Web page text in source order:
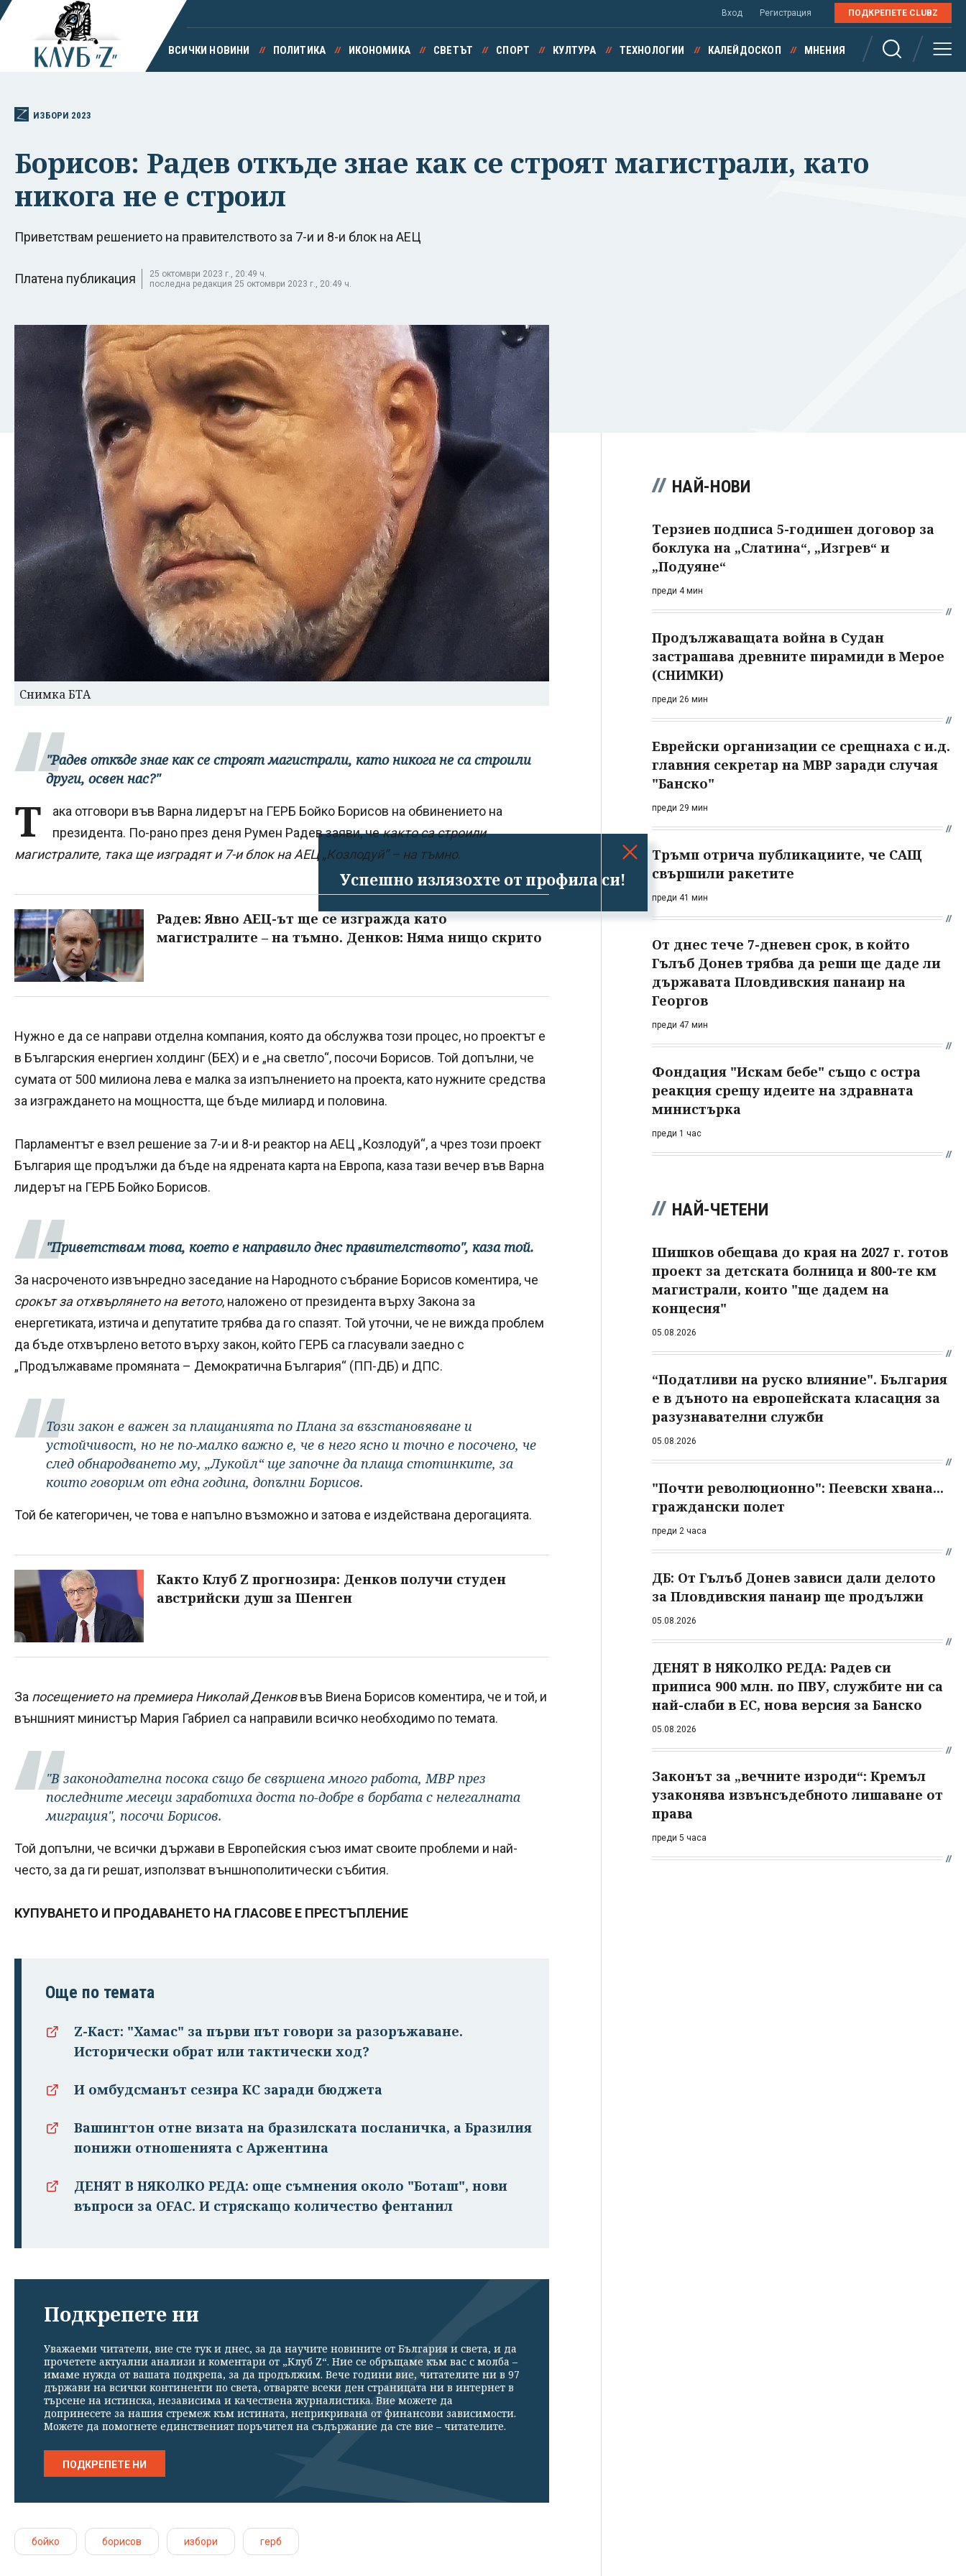
Успешно излязохте от профила си!
Вход Регистрация ПОДКРЕПЕТЕ CLUBZ
ВСИЧКИ НОВИНИ ПОЛИТИКА ИКОНОМИКА СВЕТЪТ СПОРТ КУЛТУРА ТЕХНОЛОГИИ КАЛЕЙДОСКОП МНЕНИЯ
ИЗБОРИ 2023
Борисов: Радев откъде знае как се строят магистрали, като
никога не е строил
Приветствам решението на правителството за 7-и и 8-и блок на АЕЦ
Платена публикация
25 октомври 2023 г., 20:49 ч.
последна редакция 25 октомври 2023 г., 20:49 ч.
Снимка БТА
"Радев откъде знае как се строят магистрали, като никога не са строили
други, освен нас?"
Т
ака отговори във Варна лидерът на ГЕРБ Бойко Борисов на обвинението на
президента. По-рано през деня Румен Радев заяви, чекакто са строили
магистралите, така ще изградят и 7-и блок на АЕЦ „Козлодуй” – на тъмно.
Радев: Явно АЕЦ-ът ще се изгражда като
магистралите – на тъмно. Денков: Няма нищо скрито
Нужно е да се направи отделна компания, която да обслужва този процес, но проектът е
в Българския енергиен холдинг (БЕХ) и е „на светло“, посочи Борисов. Той допълни, че
сумата от 500 милиона лева е малка за изпълнението на проекта, като нужните средства
за изграждането на мощността, ще бъде милиард и половина.
Парламентът е взел решение за 7-и и 8-и реактор на АЕЦ „Козлодуй“, а чрез този проект
България ще продължи да бъде на ядрената карта на Европа, каза тази вечер във Варна
лидерът на ГЕРБ Бойко Борисов.
"Приветствам това, което е направило днес правителството", каза той.
За насроченото извънредно заседание на Народното събрание Борисов коментира, че
срокът за отхвърлянето на ветото, наложено от президента върху Закона за
енергетиката, изтича и депутатите трябва да го спазят. Той уточни, че не вижда проблем
да бъде отхвърлено ветото върху закон, който ГЕРБ са гласували заедно с
„Продължаваме промяната – Демократична България“ (ПП-ДБ) и ДПС.
Този закон е важен за плащанията по Плана за възстановяване и
устойчивост, но не по-малко важно е, че в него ясно и точно е посочено, че
след обнародването му, „Лукойл“ ще започне да плаща стотинките, за
които говорим от една година, допълни Борисов.
Той бе категоричен, че това е напълно възможно и затова е издействана дерогацията.
Както Клуб Z прогнозира: Денков получи студен
австрийски душ за Шенген
За посещението на премиера Николай Денковвъв Виена Борисов коментира, че и той, и
външният министър Мария Габриел са направили всичко необходимо по темата.
"В законодателна посока също бе свършена много работа, МВР през
последните месеци заработиха доста по-добре в борбата с нелегалната
миграция", посочи Борисов.
Той допълни, че всички държави в Европейския съюз имат своите проблеми и най-
често, за да ги решат, използват външнополитически събития.
КУПУВАНЕТО И ПРОДАВАНЕТО НА ГЛАСОВЕ Е ПРЕСТЪПЛЕНИЕ
Още по темата
Z-Каст: "Хамас" за първи път говори за разоръжаване.
Исторически обрат или тактически ход?
И омбудсманът сезира КС заради бюджета
Вашингтон отне визата на бразилската посланичка, а Бразилия
понижи отношенията с Аржентина
ДЕНЯТ В НЯКОЛКО РЕДА: още съмнения около "Боташ", нови
въпроси за OFAC. И стряскащо количество фентанил
Подкрепете ни
Уважаеми читатели, вие сте тук и днес, за да научите новините от България и света, и да
прочетете актуални анализи и коментари от „Клуб Z“. Ние се обръщаме към вас с молба –
имаме нужда от вашата подкрепа, за да продължим. Вече години вие, читателите ни в 97
държави на всички континенти по света, отваряте всеки ден страницата ни в интернет в
търсене на истинска, независима и качествена журналистика. Вие можете да
допринесете за нашия стремеж към истината, неприкривана от финансови зависимости.
Можете да помогнете единственият поръчител на съдържание да сте вие – читателите.
ПОДКРЕПЕТЕ НИ
бойко борисов избори герб
НАЙ-НОВИ
Терзиев подписа 5-годишен договор за
боклука на „Слатина“, „Изгрев“ и
„Подуяне“
преди 4 мин
Продължаващата война в Судан
застрашава древните пирамиди в Мерое
(СНИМКИ)
преди 26 мин
Еврейски организации се срещнаха с и.д.
главния секретар на МВР заради случая
"Банско"
преди 29 мин
Тръмп отрича публикациите, че САЩ
свършили ракетите
преди 41 мин
От днес тече 7-дневен срок, в който
Гълъб Донев трябва да реши ще даде ли
държавата Пловдивския панаир на
Георгов
преди 47 мин
Фондация "Искам бебе" също с остра
реакция срещу идеите на здравната
министърка
преди 1 час
НАЙ-ЧЕТЕНИ
Шишков обещава до края на 2027 г. готов
проект за детската болница и 800-те км
магистрали, които "ще дадем на
концесия"
05.08.2026
“Податливи на руско влияние". България
е в дъното на европейската класация за
разузнавателни служби
05.08.2026
"Почти революционно": Пеевски хвана...
граждански полет
преди 2 часа
ДБ: От Гълъб Донев зависи дали делото
за Пловдивския панаир ще продължи
05.08.2026
ДЕНЯТ В НЯКОЛКО РЕДА: Радев си
приписа 900 млн. по ПВУ, службите ни са
най-слаби в ЕС, нова версия за Банско
05.08.2026
Законът за „вечните изроди“: Кремъл
узаконява извънсъдебното лишаване от
права
преди 5 часа